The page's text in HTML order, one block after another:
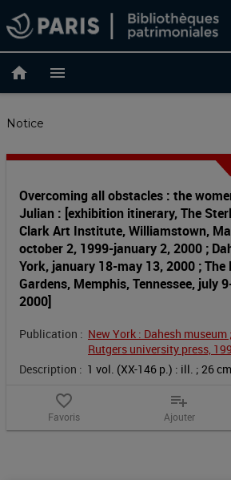
au
contenu
home menu
Notice
all
obstacles
the
women
of
de
la
notice
Overcoming all obstacles : the
Julian : [exhibition itinerary, The
Clark Art Institute, Williamstown,
october 2, 1999-january 2, 2000 ;
York, january 18-may 13, 2000 ; The
Gardens, Memphis, Tennessee, july
2000]
Publication : New York : Dahesh
Rutgers university press,
Description : 1 vol. (XX-146 p.) : ill. ; 26 cm
favorite_border
Favoris
playlist_add
Ajouter